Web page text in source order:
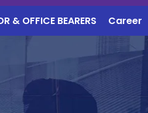
& OFFICE BEARERS Career